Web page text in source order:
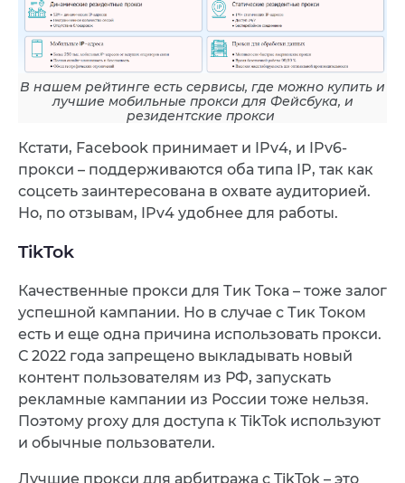
В нашем рейтинге есть сервисы, где можно купить и
лучшие мобильные прокси для Фейсбука, и
резидентские прокси
Кстати, Facebook принимает и IPv4, и IPv6-
прокси – поддерживаются оба типа IP, так как
соцсеть заинтересована в охвате аудиторией.
Но, по отзывам, IPv4 удобнее для работы.
TikTok
Качественные прокси для Тик Тока – тоже залог
успешной кампании. Но в случае с Тик Током
есть и еще одна причина использовать прокси.
С 2022 года запрещено выкладывать новый
контент пользователям из РФ, запускать
рекламные кампании из России тоже нельзя.
Поэтому proxy для доступа к TikTok используют
и обычные пользователи.
Лучшие прокси для арбитража с TikTok – это